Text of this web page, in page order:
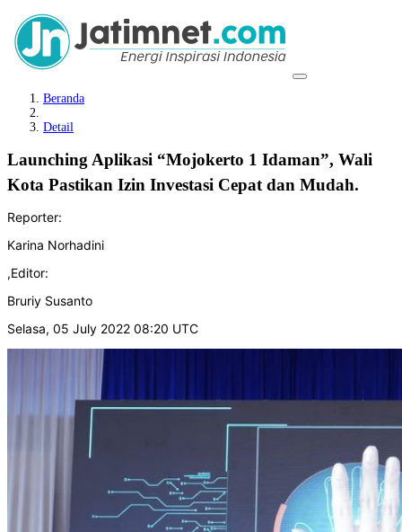
Beranda
Detail
Launching Aplikasi “Mojokerto 1 Idaman”, Wali
Kota Pastikan Izin Investasi Cepat dan Mudah.
Reporter:
Karina Norhadini
,Editor:
Bruriy Susanto
Selasa, 05 July 2022 08:20 UTC